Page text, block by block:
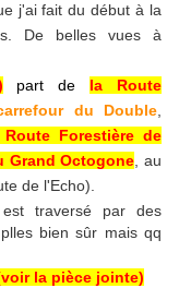
j'ai fait du début à la
De belles vues à
part de
la Route
du Double
Forestière de
Grand Octogone , au
de l'Echo).
est traversé par des
bien sûr mais qq
la pièce jointe)